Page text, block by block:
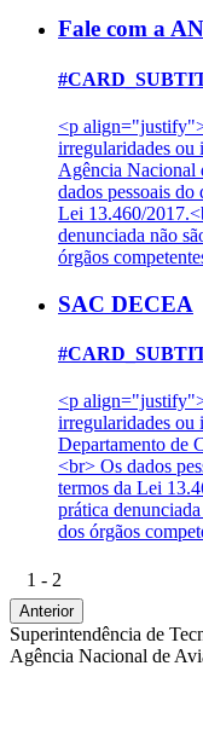
Fale com a
<p
irregularidades ou
Agência
dados pessoais do
Lei 13.460/
denunciada não
órgãos
SAC DECEA
<p
irregularidades ou
Departamento de
<br> Os dados
termos da Lei
prática
dos órgãos
1 - 2
Anterior
Superintendência de
Agência Nacional de